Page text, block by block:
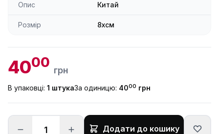
Опис Китай
Розмір 8xсм
4000 грн
В упаковці: 1 штукаЗа одиницю: 4000 грн
Додати до кошику